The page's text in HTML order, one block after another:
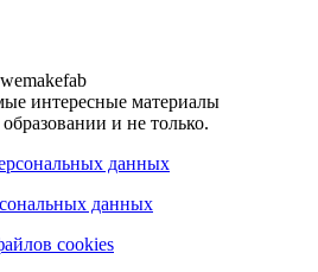
интересные материалы
и не только.
данных
данных
cookies